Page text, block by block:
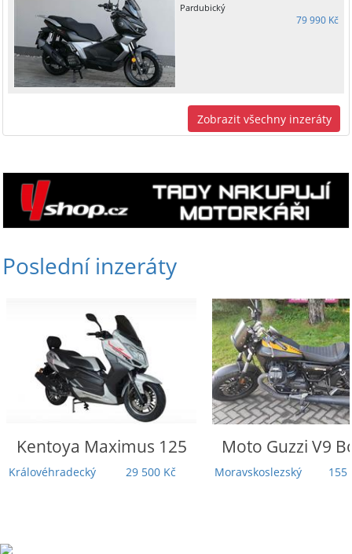
Pardubický
79 990 Kč
Zobrazit všechny inzeráty
Poslední inzeráty
Moto GuzziV9 Bobber
Moravskoslezský 155 000 Kč
HondaRebel
Touring | 5
Záruka |